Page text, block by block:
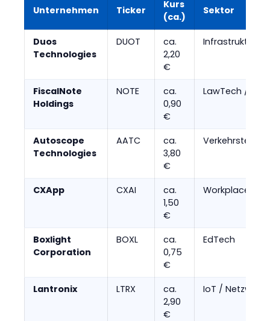
Unternehmen Ticker
Kurs
(ca.)
Sektor
Duos
Technologies
DUOT
ca.
2,20
€
Infrastruktur /
FiscalNote
Holdings
NOTE
ca.
0,90
€
LawTech /
Autoscope
Technologies
AATC
ca.
3,80
€
CXApp CXAI
ca.
1,50
€
Workplace
Boxlight
Corporation
BOXL
ca.
0,75
€
EdTech
Lantronix LTRX
ca.
2,90
€
IoT /